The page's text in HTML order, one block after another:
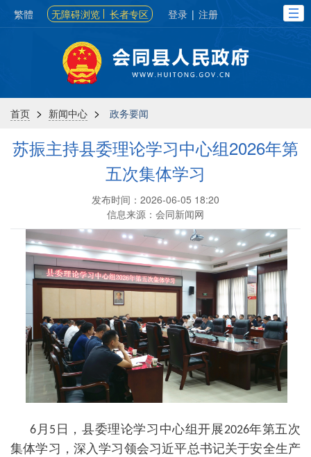
繁體 无障碍浏览 长者专区 登录 | 注册
首页 > 新闻中心 > 政务要闻
苏振主持县委理论学习中心组2026年第
五次集体学习
发布时间：2026-06-05 18:20
信息来源：会同新闻网
6 月 5 日，县委理论学习中心组开展2026年第五次
集体学习，深入学习领会习近平总书记关于安全生产